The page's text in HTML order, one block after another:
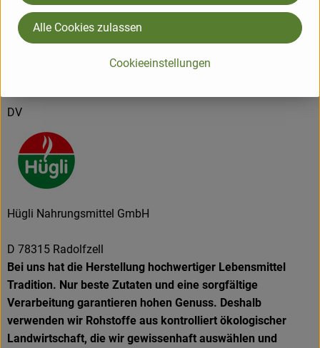
Origine
DV
Hügli Nahrungsmittel GmbH
D 78315 Radolfzell
Bei uns hat die Herstellung hochwertiger Lebensmittel
Tradition. Nur beste Zutaten und eine sorgfältige
Verarbeitung garantieren hohen Genuss. Deshalb
verwenden wir Rohstoffe aus kontrolliert ökologischer
Landwirtschaft, die wir gewissenhaft auswählen und
Cookieeinstellungen
Alle Cookies zulassen